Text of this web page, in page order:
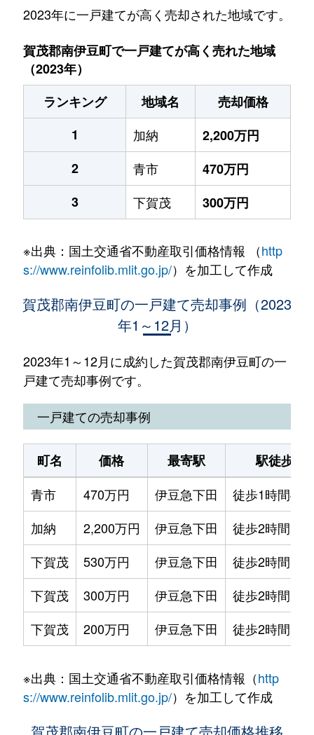
2023年に一戸建てが高く売却された地域です。
賀茂郡南伊豆町で一戸建てが高く売れた地域
（2023年）
ランキング
地域名
売却価格
1
加納
2,200万円
2
青市
470万円
3
下賀茂 300万円
※出典：国土交通省不動産取引価格情報 （http
s://www.reinfolib.mlit.go.jp/）を加工して作成
賀茂郡南伊豆町の一戸建て売却事例（2023
年1～12月）
2023年1～12月に成約した賀茂郡南伊豆町の一
戸建て売却事例です。
一戸建ての売却事例
町名 価格 最寄駅
駅徒歩
青市
470万円 伊豆急下田
徒歩1時間45
加納
2,200万円 伊豆急下田
徒歩2時間
下賀茂
530万円 伊豆急下田
徒歩2時間
下賀茂
300万円 伊豆急下田
徒歩2時間
下賀茂
200万円 伊豆急下田 徒歩2時間
※出典：国土交通省不動産取引価格情報（http
s://www.reinfolib.mlit.go.jp/）を加工して作成
賀茂郡南伊豆町の一戸建て売却価格推移